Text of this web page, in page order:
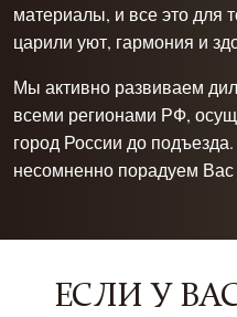
материалы, и все это для
царили уют, гармония и
Мы активно развиваем
всеми регионами РФ,
город России до
несомненно порадуем
ЕСЛИ У